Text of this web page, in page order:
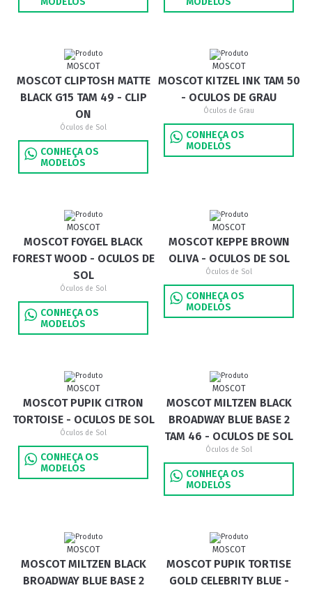
MOSCOT
MOSCOT CLIPTOSH MATTE
BLACK G15 TAM 49 - CLIP
ON
Óculos de Sol
CONHEÇA OS
MODELOS
MOSCOT
MOSCOT KITZEL INK TAM 50
- OCULOS DE GRAU
Óculos de Grau
CONHEÇA OS
MODELOS
MOSCOT
MOSCOT FOYGEL BLACK
FOREST WOOD - OCULOS DE
SOL
Óculos de Sol
CONHEÇA OS
MODELOS
MOSCOT
MOSCOT KEPPE BROWN
OLIVA - OCULOS DE SOL
Óculos de Sol
CONHEÇA OS
MODELOS
MOSCOT
MOSCOT PUPIK CITRON
TORTOISE - OCULOS DE SOL
Óculos de Sol
CONHEÇA OS
MODELOS
MOSCOT
MOSCOT MILTZEN BLACK
BROADWAY BLUE BASE 2
TAM 46 - OCULOS DE SOL
Óculos de Sol
CONHEÇA OS
MODELOS
MOSCOT
MOSCOT MILTZEN BLACK
BROADWAY BLUE BASE 2
MOSCOT
MOSCOT PUPIK TORTISE
GOLD CELEBRITY BLUE -